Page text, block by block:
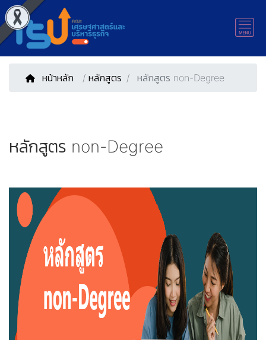
หน้าหลัก / หลักสูตร หลักสูตร non-Degree
หลักสูตร non-Degree